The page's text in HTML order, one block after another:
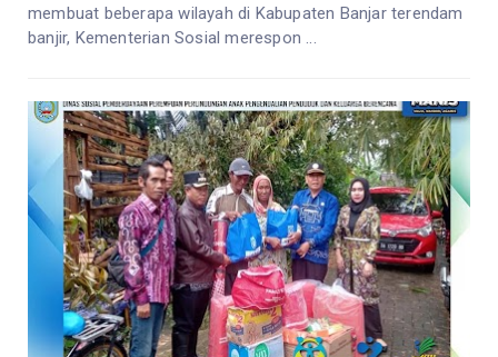
membuat beberapa wilayah di Kabupaten Banjar terendam
banjir, Kementerian Sosial merespon ...